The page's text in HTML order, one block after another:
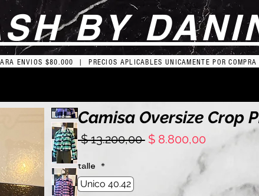
BY
ENVIOS $80.000 | PRECIOS APLICABLES UNICAMENTE POR
Camisa Oversize Crop
$ 13.200,00 Precio
$ 8.800,00Precio
oferta
talle *
Unico 40.42